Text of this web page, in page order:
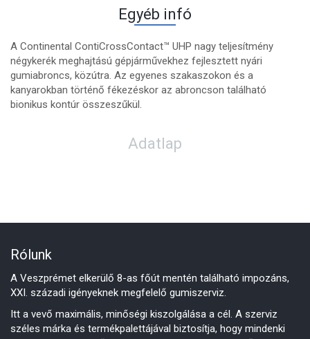
Egyéb infó
A Continental ContiCrossContact™ UHP nagy teljesítmény
négykerék meghajtású gépjárművekhez fejlesztett nyári
gumiabroncs, közútra. Az egyenes szakaszokon és a
kanyarokban történő fékezéskor az abroncson található
bionikus kontúr összeszűkül.
Adatlap
Rólunk
A Veszprémet elkerülő 8-as főút mentén található impozáns,
XXI. századi igényeknek megfelelő gumiszerviz.
Itt a vevő maximális, minőségi kiszolgálása a cél. A szerviz
széles márka és termékpalettájával biztosítja, hogy mindenki